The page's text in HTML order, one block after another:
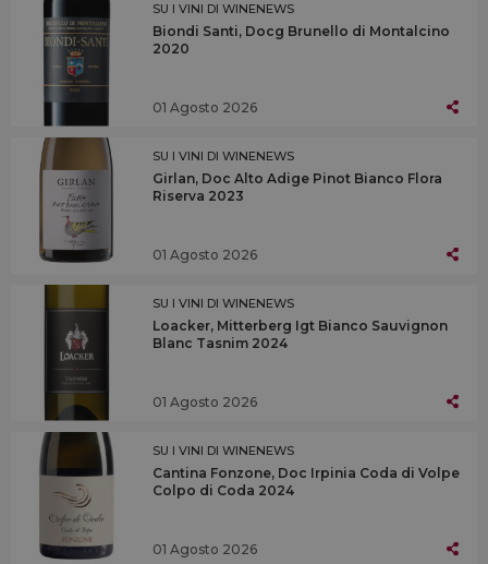
SU I VINI DI WINENEWS
Biondi Santi, Docg Brunello di Montalcino
2020
01 Agosto 2026
SU I VINI DI WINENEWS
Girlan, Doc Alto Adige Pinot Bianco Flora
Riserva 2023
01 Agosto 2026
SU I VINI DI WINENEWS
Loacker, Mitterberg Igt Bianco Sauvignon
Blanc Tasnim 2024
01 Agosto 2026
SU I VINI DI WINENEWS
Cantina Fonzone, Doc Irpinia Coda di Volpe
Colpo di Coda 2024
01 Agosto 2026